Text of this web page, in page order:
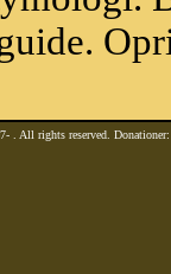
. All rights reserved.